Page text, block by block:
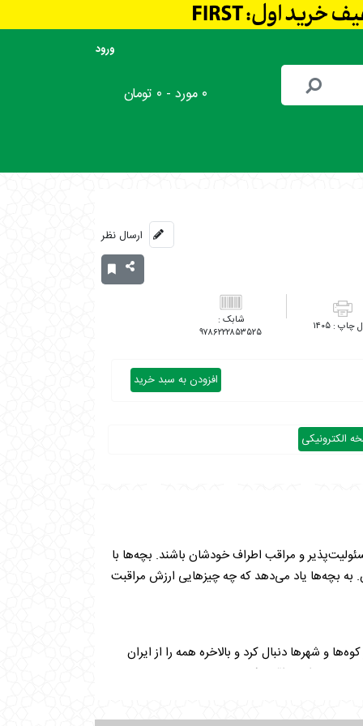
ورود
۰ مورد - ۰ تومان
ارسال نظر
۱۴۰۵ ۹۷۸۶۲۲۲۸۵۳۵۲۵
افزودن به سبد خرید
الکترونیکی
و مراقب اطراف خودشان باشند. بچه‌ها با
به بچه‌ها یاد می‌دهد که چه چیزهایی ارزش مراقبت
و شهرها دنبال کرد و بالاخره همه را از ایران
داره مراقبت کنه.»